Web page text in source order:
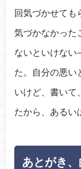
回気づかせても
気づかなかった
ないといけな
た。自分の悪い
いけど、書いて
たから、あるい
あとがき